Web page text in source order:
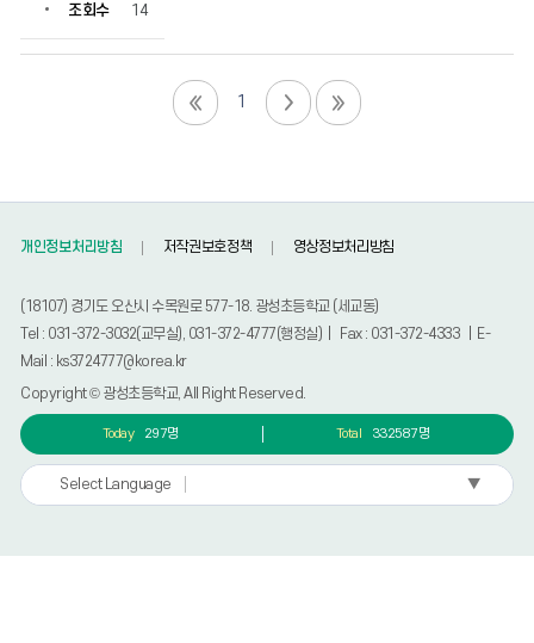
조회수 14
1
개인정보처리방침 저작권보호정책 영상정보처리방침
(18107) 경기도 오산시 수목원로 577-18. 광성초등학교 (세교동)
Tel : 031-372-3032(교무실), 031-372-4777(행정실) | Fax : 031-372-4333 | E-
Mail : ks3724777@korea.kr
Copyright © 광성초등학교, All Right Reserved.
Today 297명 Total 332587명
Select Language ▼